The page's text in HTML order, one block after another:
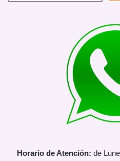
Horario de Atención: de